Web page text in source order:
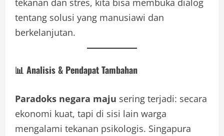
tekanan dan stres, kita bisa membuka dialog
tentang solusi yang manusiawi dan
berkelanjutan.
📊 Analisis & Pendapat Tambahan
Paradoks negara maju sering terjadi: secara
ekonomi kuat, tapi di sisi lain warga
mengalami tekanan psikologis. Singapura